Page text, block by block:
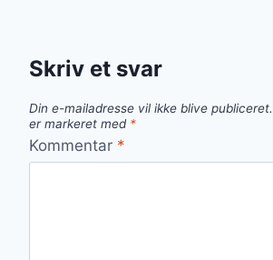
Skriv et svar
Din e-mailadresse vil ikke blive publiceret.
er markeret med *
Kommentar *